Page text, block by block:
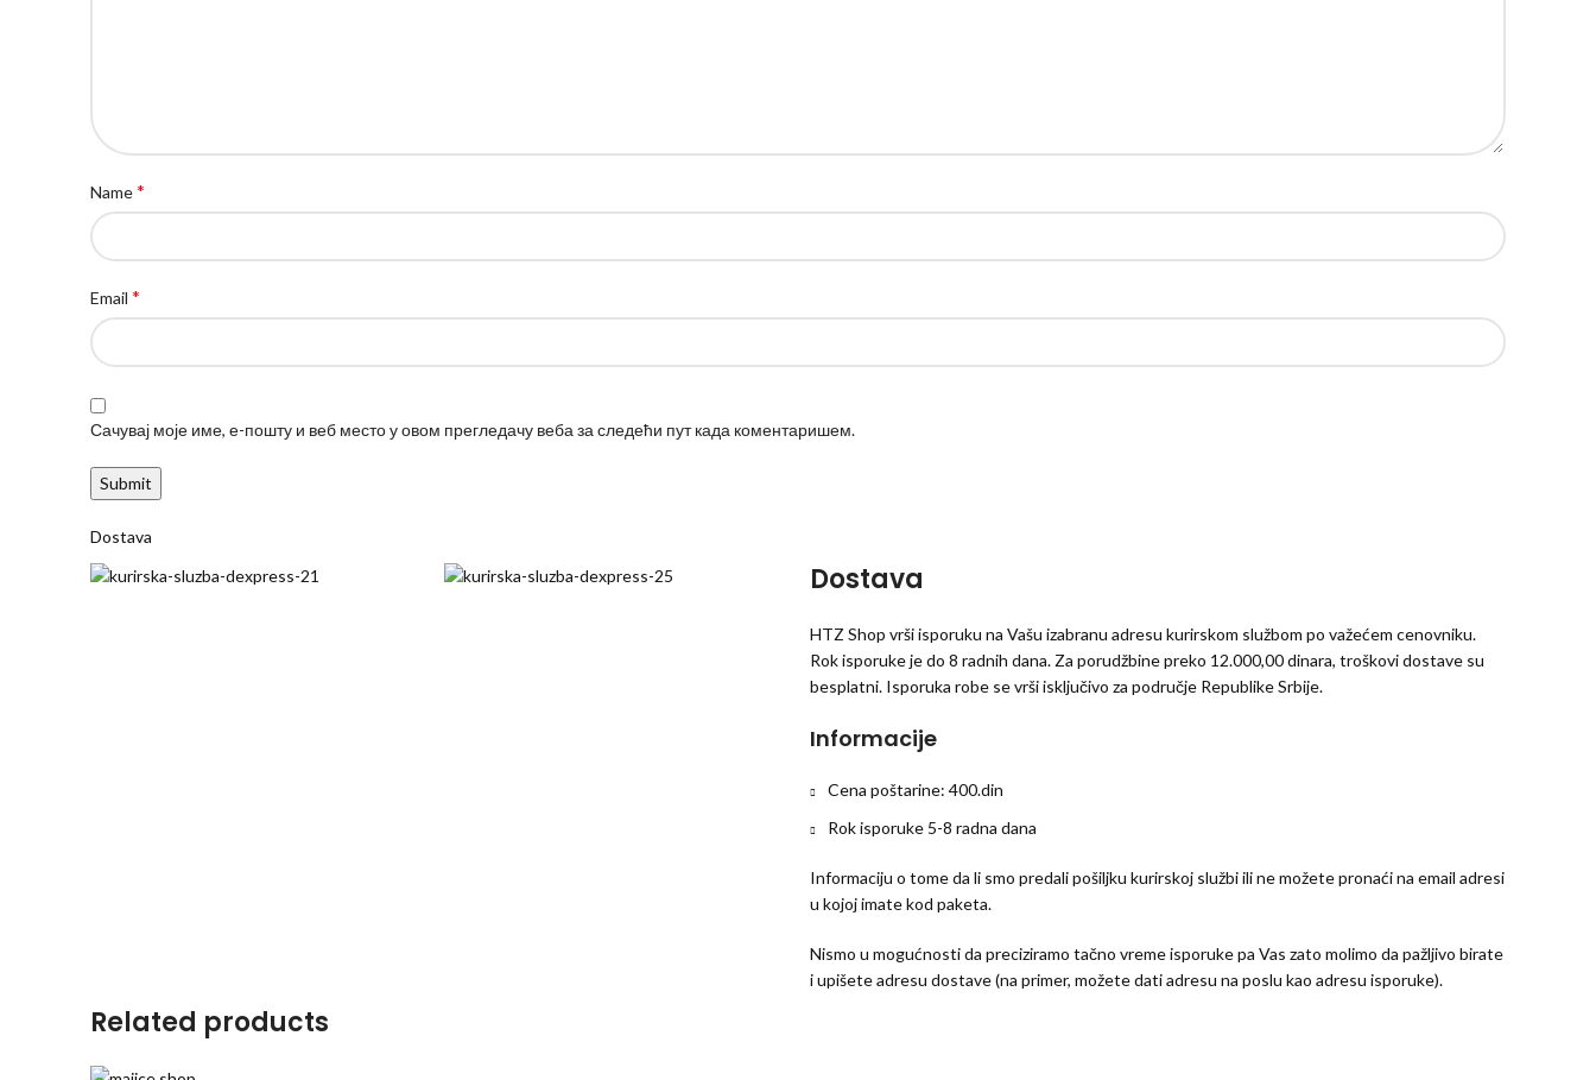
Name*
Email *
Сачувај моје име, е-пошту и веб место у овом прегледачу веба за следећи пут када коментаришем.
Dostava
Dostava
HTZ Shop vrši isporuku na Vašu izabranu adresu kurirskom službom po važećem cenovniku.
Rok isporuke je do 8 radnih dana. Za porudžbine preko 12.000,00 dinara, troškovi dostave su
besplatni. Isporuka robe se vrši isključivo za područje Republike Srbije.
Informacije
Cena poštarine: 400.din
Rok isporuke 5-8 radna dana
Informaciju o tome da li smo predali pošiljku kurirskoj službi ili ne možete pronaći na email adresi
u kojoj imate kod paketa.
Nismo u mogućnosti da preciziramo tačno vreme isporuke pa Vas zato molimo da pažljivo birate
i upišete adresu dostave (na primer, možete dati adresu na poslu kao adresu isporuke).
Related products